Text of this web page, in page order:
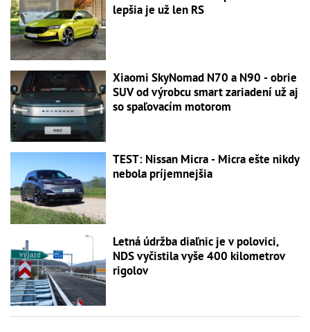
lepšia je už len RS
Xiaomi SkyNomad N70 a N90 - obrie
SUV od výrobcu smart zariadení už aj
so spaľovacím motorom
TEST: Nissan Micra - Micra ešte nikdy
nebola príjemnejšia
Letná údržba diaľnic je v polovici,
NDS vyčistila vyše 400 kilometrov
rigolov